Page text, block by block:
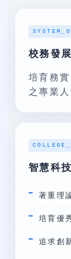
校務發
培育務
之專業
智慧科
著重理
培育優
追求創